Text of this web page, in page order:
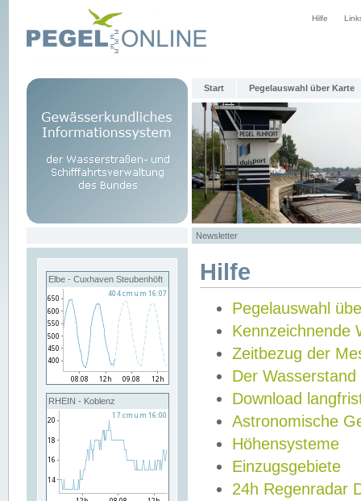
Hilfe
Start Pegelauswahl über Karte
Newsletter
Elbe - Cuxhaven Steubenhöft
RHEIN - Koblenz
Hilfe
Pegelauswahl
Kennzeichnende
Zeitbezug der
Der Wasserstand
Download
Astronomische
Höhensysteme
Einzugsgebiete
24h Regenradar